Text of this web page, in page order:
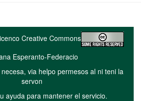
Creative Commons
Esperanto-Federacio
via helpo permesos al ni teni la
servon
ayuda para mantener el servicio.